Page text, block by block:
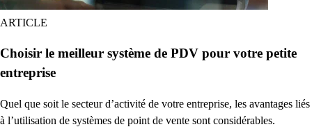
ARTICLE
Choisir le meilleur système de PDV pour votre petite
entreprise
Quel que soit le secteur d’activité de votre entreprise, les avantages liés
à l’utilisation de systèmes de point de vente sont considérables.